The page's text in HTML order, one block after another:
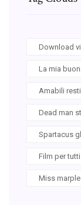
Download
La mia
Amabili
Dead man
Spartacus
Film per
Miss